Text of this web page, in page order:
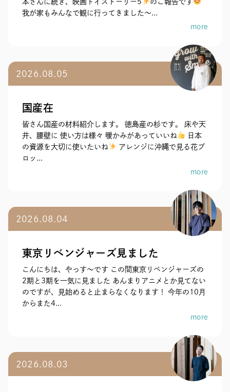
本さんに続き、映画トイストーリー5
のご報告です
我が家もみんなで観に行ってきました～...
more
2026.08.05
国産在
皆さん国産の材料紹介します。 徳島産の杉です。 床や天
井、腰壁に 使い方は様々 暖かみがあっていいね
日本
の資源を大切に使いたいね
アレンジに沖縄で見る花ブ
ロッ...
more
2026.08.04
東京リベンジャーズ見ました
こんにちは、やっす〜です この間東京リベンジャーズの
2期と3期を一気に見ました あんまりアニメとか見てない
のですが、見始めると止まらなくなります！ 今年の10月
からまた4...
more
2026.08.03